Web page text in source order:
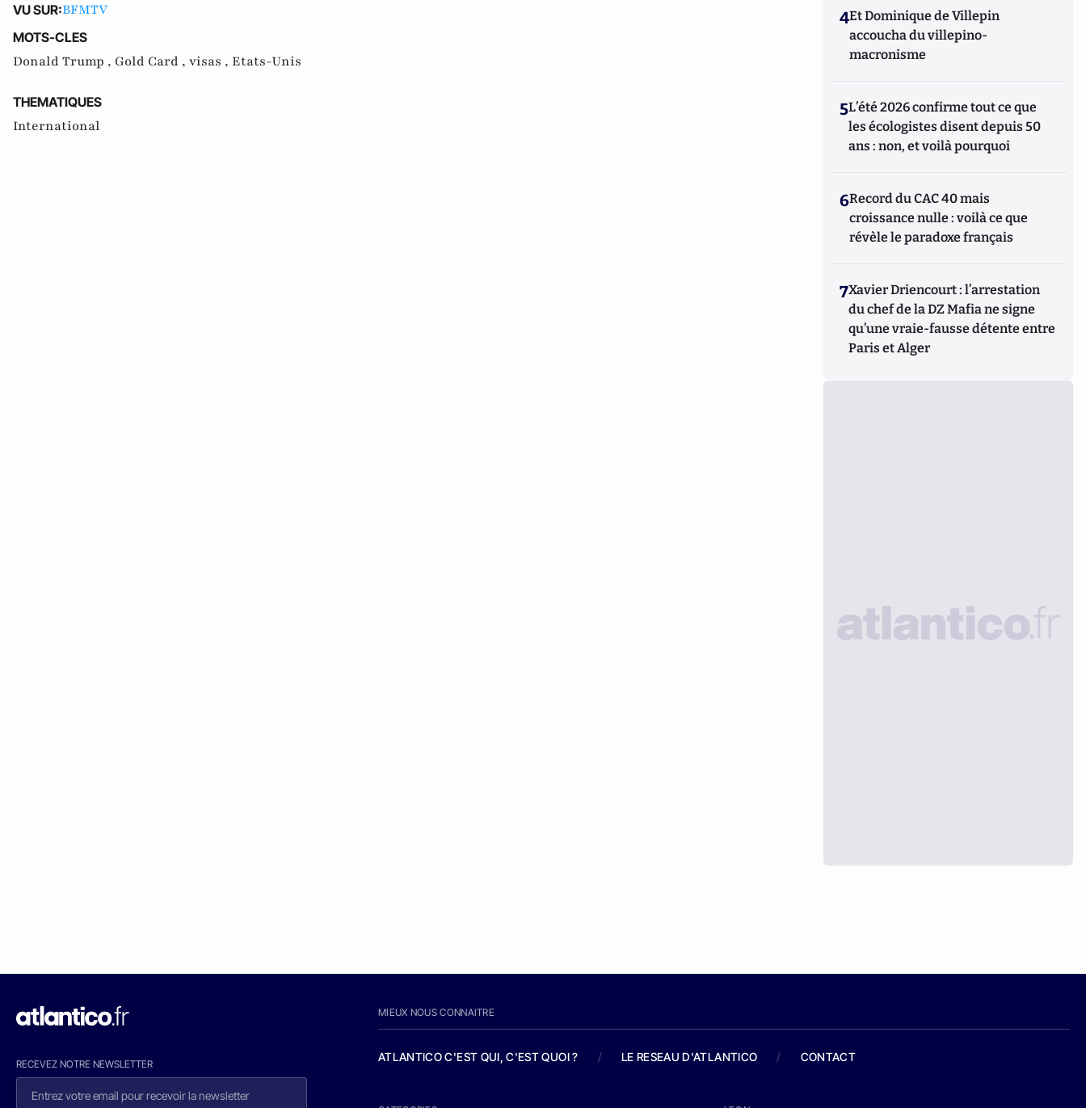
VU SUR:BFMTV
MOTS-CLES
Donald Trump , Gold Card , visas , Etats-Unis
THEMATIQUES
International
4Et Dominique de Villepin
accoucha du villepino-
macronisme
5L’été 2026 confirme tout ce que
les écologistes disent depuis 50
ans : non, et voilà pourquoi
6Record du CAC 40 mais
croissance nulle : voilà ce que
révèle le paradoxe français
7Xavier Driencourt : l’arrestation
du chef de la DZ Mafia ne signe
qu’une vraie-fausse détente entre
Paris et Alger
RECEVEZ NOTRE NEWSLETTER
MIEUX NOUS CONNAITRE
ATLANTICO C'EST QUI, C'EST QUOI ? / LE RESEAU D'ATLANTICO / CONTACT